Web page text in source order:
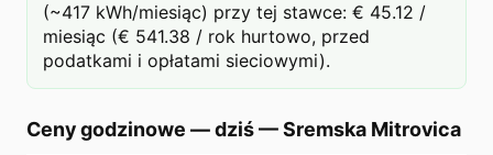
(~417 kWh/miesiąc) przy tej stawce: € 45.12 /
miesiąc (€ 541.38 / rok hurtowo, przed
podatkami i opłatami sieciowymi).
Ceny godzinowe — dziś—Sremska Mitrovica